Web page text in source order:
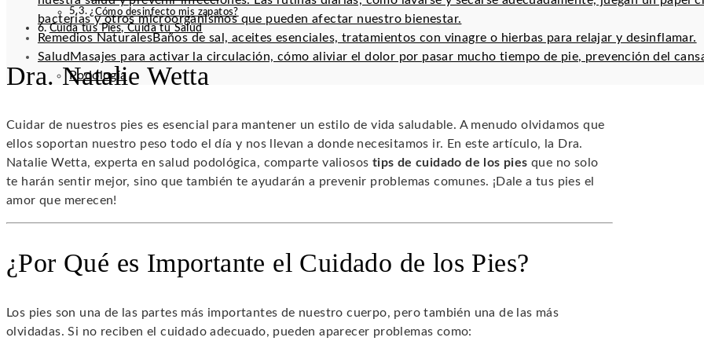
bacterias y otros microorganismos que pueden afectar nuestro bienestar.
Remedios NaturalesBaños de sal, aceites esenciales, tratamientos con vinagre o hierbas para relajar y desinflamar.
Salud Masajes para activar la circulación, cómo aliviar el dolor por pasar mucho tiempo de pie, prevención del
Podología
¿Cómo desinfecto mis zapatos?
Cuida tus Pies, Cuida tu Salud
Dra. Natalie Wetta
Cuidar de nuestros pies es esencial para mantener un estilo de vida saludable. A menudo olvidamos que
ellos soportan nuestro peso todo el día y nos llevan a donde necesitamos ir. En este artículo, la Dra.
Natalie Wetta, experta en salud podológica, comparte valiosos tips de cuidado de los pies que no solo
te harán sentir mejor, sino que también te ayudarán a prevenir problemas comunes. ¡Dale a tus pies el
amor que merecen!
¿Por Qué es Importante el Cuidado de los Pies?
Los pies son una de las partes más importantes de nuestro cuerpo, pero también una de las más
olvidadas. Si no reciben el cuidado adecuado, pueden aparecer problemas como: